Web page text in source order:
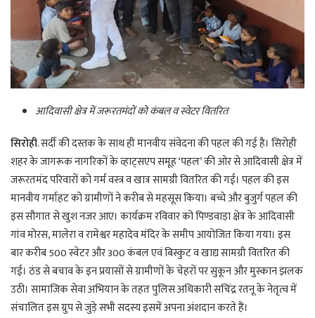
आदिवासी क्षेत्र में जरूरतमंदों को कंबल व स्वेटर वितरित
सिरोही. सर्दी की दस्तक के साथ ही मानवीय संवेदना की पहल की गई है। सिरोही
शहर के जागरूक नागरिकों के व्हाट्सएप समूह ‘पहल’ की ओर से आदिवासी क्षेत्र में
जरूरतमंद परिवारों को गर्म वस्त्र व खात्र सामग्री वितरित की गई। पहल की इस
मानवीय गर्माहट को ग्रामीणों ने करीब से महसूस किया। बच्चे और बुजुर्ग पहल की
इस सौगात से खुश नजर आए। कार्यक्रम रविवार को पिण्डवाड़ा क्षेत्र के आदिवासी
गांव मोरस, मालेरा व रामेश्वर महादेव मंदिर के समीप आयोजित किया गया। इस
बार करीब 500 स्वेटर और 300 कंबल एवं बिस्कुट व खाद्य सामग्री वितरित की
गई। ठंड से बचाव के इन प्रयासों से ग्रामीणों के चेहरों पर सुकून और मुस्कान झलक
उठी। सामाजिक सेवा अभियान के तहत पुलिस अधिकारी सचिंद्र रतनू के नेतृत्व में
संचालित इस ग्रुप से जुड़े सभी सदस्य इसमें अपना अंशदान करते हैं।